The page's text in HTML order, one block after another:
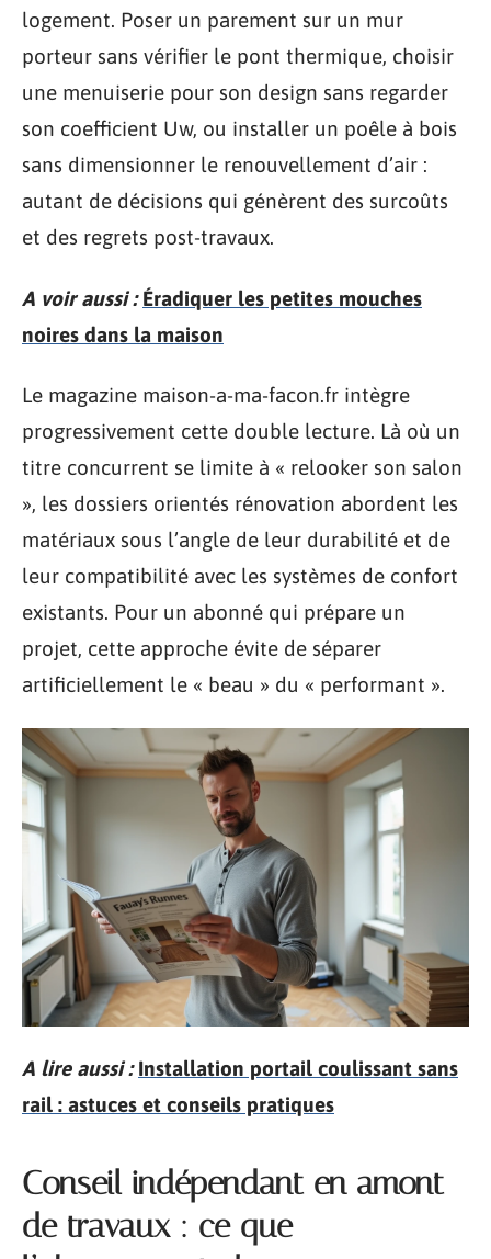
logement. Poser un parement sur un mur
porteur sans vérifier le pont thermique, choisir
une menuiserie pour son design sans regarder
son coefficient Uw, ou installer un poêle à bois
sans dimensionner le renouvellement d’air :
autant de décisions qui génèrent des surcoûts
et des regrets post-travaux.
A voir aussi : Éradiquer les petites mouches
noires dans la maison
Le magazine maison-a-ma-facon.fr intègre
progressivement cette double lecture. Là où un
titre concurrent se limite à « relooker son salon
», les dossiers orientés rénovation abordent les
matériaux sous l’angle de leur durabilité et de
leur compatibilité avec les systèmes de confort
existants. Pour un abonné qui prépare un
projet, cette approche évite de séparer
artificiellement le « beau » du « performant ».
A lire aussi : Installation portail coulissant sans
rail : astuces et conseils pratiques
Conseil indépendant en amont
de travaux : ce que